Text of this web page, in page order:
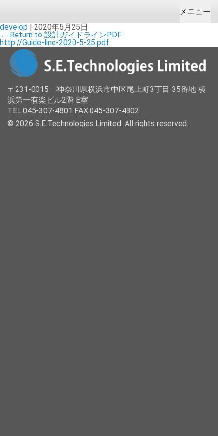
メニュー
HOME
お問合せ＆お見積り
会社案内
企業理念
企業情報
拠点
開発製造/受託
ODM
成型
設備
製品販売
カメラ
健康/福祉
develop | 2020年5月25日
← Return to 設計ガイドラインPDF
http://Guide-line-2020-5-25.pdf
〒231-0015 神奈川県横浜市中区尾上町3丁目 35番地 横
浜第一有楽ビル2階 E室
TEL:045-307-4801 FAX:045-307-4802
© 2026 S.E.Technologies Limited. All rights reserved.